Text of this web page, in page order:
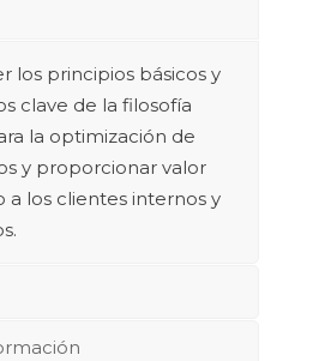
los principios básicos y
clave de la filosofía
la optimización de
y proporcionar valor
a los clientes internos y